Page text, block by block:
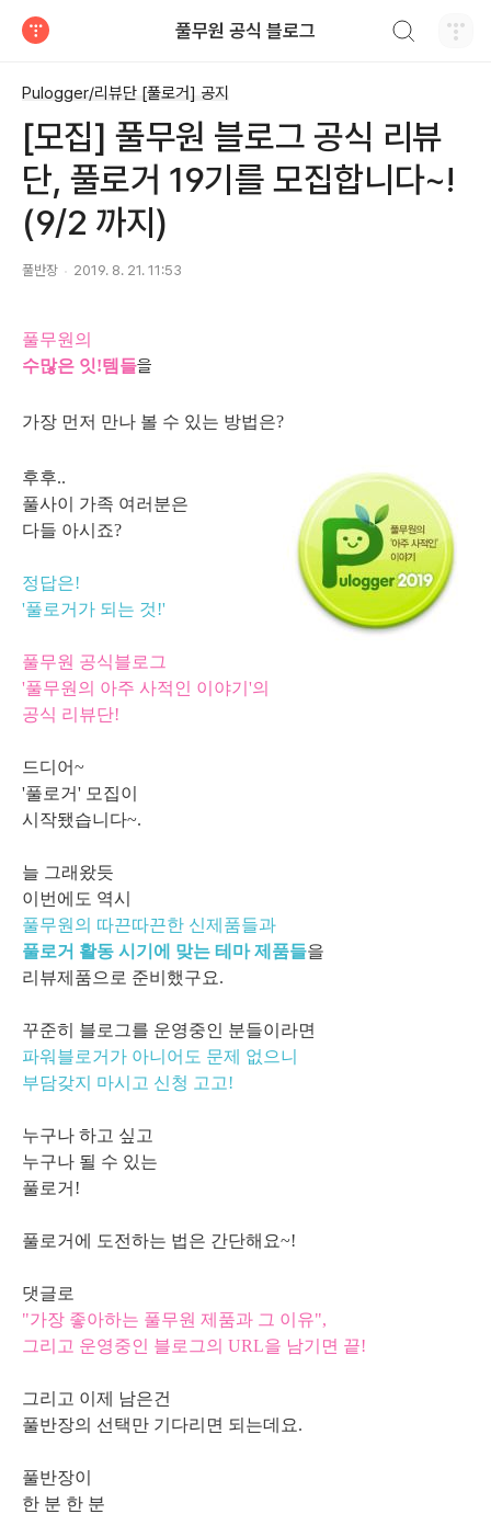
풀무원 공식 블로그
Pulogger/리뷰단 [풀로거] 공지
[모집] 풀무원 블로그 공식 리뷰
단, 풀로거 19기를 모집합니다~!
(9/2 까지)
풀반장 2019. 8. 21. 11:53
풀무원의
수많은 잇!템들을
가장 먼저 만나 볼 수 있는 방법은?
후후..
풀사이 가족 여러분은
다들 아시죠?
정답은!
'풀로거가 되는 것!'
풀무원 공식블로그
'풀무원의 아주 사적인 이야기'의
공식 리뷰단!
드디어~
'풀로거' 모집이
시작됐습니다~.
늘 그래왔듯
이번에도 역시
풀무원의 따끈따끈한 신제품들과
풀로거 활동 시기에 맞는 테마 제품들을
리뷰제품으로 준비했구요.
꾸준히 블로그를 운영중인 분들이라면
파워블로거가 아니어도 문제 없으니
부담갖지 마시고 신청 고고!
누구나 하고 싶고
누구나 될 수 있는
풀로거!
풀로거에 도전하는 법은 간단해요~!
댓글로
"가장 좋아하는 풀무원 제품과 그 이유",
그리고 운영중인 블로그의 URL을 남기면 끝!
그리고 이제 남은건
풀반장의 선택만 기다리면 되는데요.
풀반장이
한 분 한 분